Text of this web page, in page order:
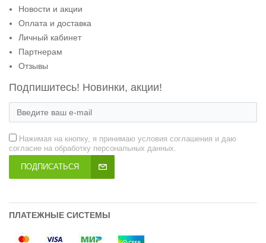
Новости и акции
Оплата и доставка
Личный кабинет
Партнерам
Отзывы
Подпишитесь! Новинки, акции!
Нажимая на кнопку, я принимаю условия соглашения и даю
согласие на обработку персональных данных.
ПОДПИСАТЬСЯ
ПЛАТЕЖНЫЕ СИСТЕМЫ